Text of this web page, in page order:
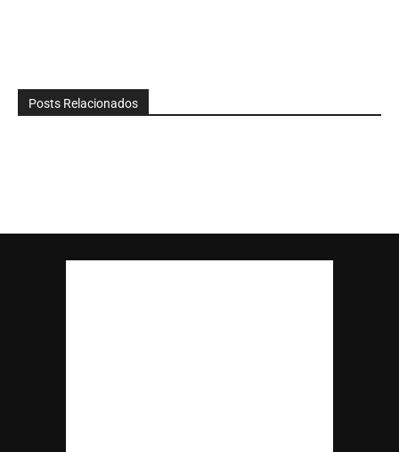
Posts Relacionados